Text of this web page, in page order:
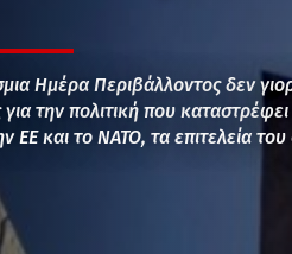
Ημέρα Περιβάλλοντος δεν
την πολιτική που
ΕΕ και το ΝΑΤΟ, τα επιτελεία